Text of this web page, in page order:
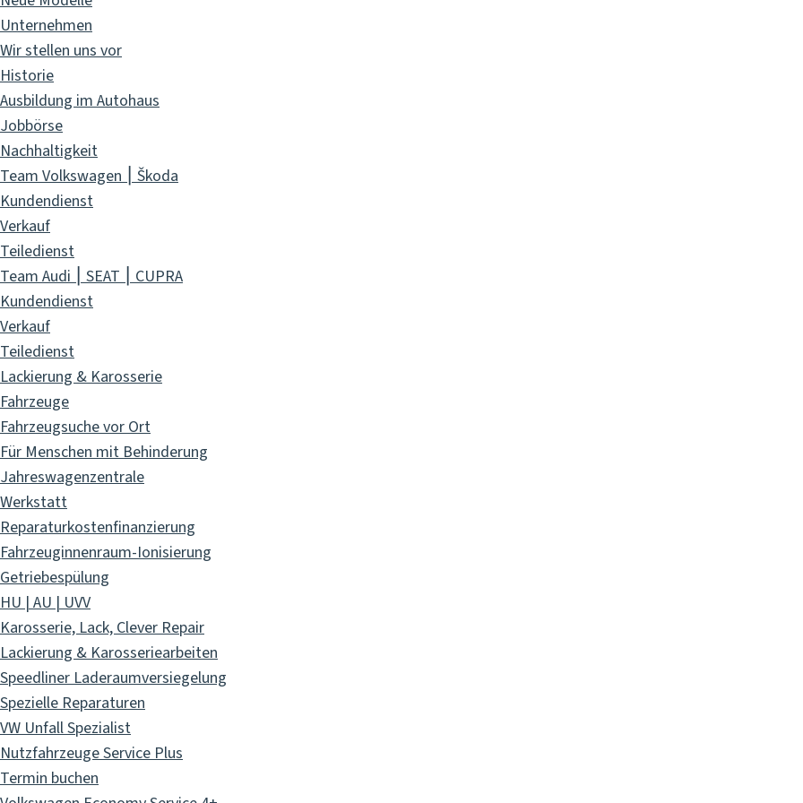
Unternehmen
Wir stellen uns vor
Historie
Ausbildung im Autohaus
Jobbörse
Nachhaltigkeit
Team Volkswagen ⎮ Škoda
Kundendienst
Verkauf
Teiledienst
Team Audi ⎮ SEAT ⎮ CUPRA
Kundendienst
Verkauf
Teiledienst
Lackierung & Karosserie
Fahrzeuge
Fahrzeugsuche vor Ort
Für Menschen mit Behinderung
Jahreswagenzentrale
Werkstatt
Reparaturkostenfinanzierung
Fahrzeuginnenraum-Ionisierung
Getriebespülung
HU | AU | UVV
Karosserie, Lack, Clever Repair
Lackierung & Karosseriearbeiten
Speedliner Laderaumversiegelung
Spezielle Reparaturen
VW Unfall Spezialist
Nutzfahrzeuge Service Plus
Termin buchen